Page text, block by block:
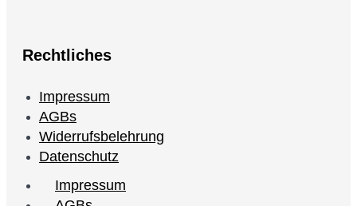
Rechtliches
Impressum
AGBs
Widerrufsbelehrung
Datenschutz
Impressum